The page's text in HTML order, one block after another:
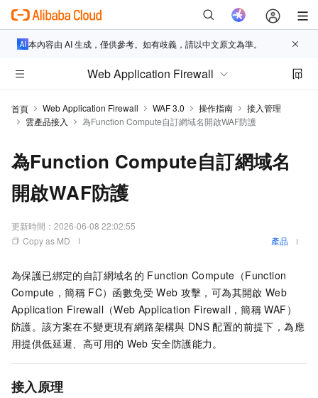
本內容由 AI 生成，僅供參考。如有歧義，請以中文原文為準。
Web Application Firewall
首頁 Web Application Firewall WAF 3.0 操作指南
接入管理
雲產品接入
為Function Compute自訂網域名開啟WAF防護
為Function Compute自訂網域名
開啟WAF防護
更新時間： 2026-06-08 22:02:55
Copy as MD
產品
為保護已綁定的自訂網域名的 Function Compute（Function
Compute，簡稱 FC）函數免受 Web 攻擊，可為其開啟 Web
Application Firewall（Web Application Firewall，簡稱 WAF）
防護。該方案在不變更現有網路架構與 DNS 配置的前提下，為應
用提供低延遲、高可用的 Web 安全防護能力。
接入原理